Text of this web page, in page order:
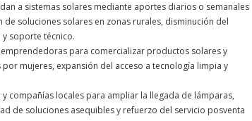
a sistemas solares mediante aportes diarios o semanales
soluciones solares en zonas rurales, disminución del
soporte técnico.
para comercializar productos solares y
mujeres, expansión del acceso a tecnología limpia y
compañías locales para ampliar la llegada de lámparas,
de soluciones asequibles y refuerzo del servicio posventa